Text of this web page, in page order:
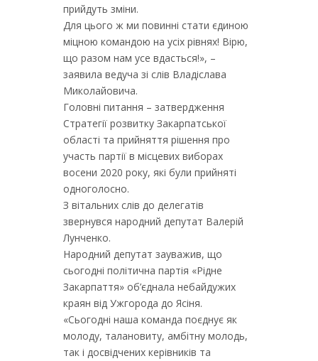
прийдуть зміни.
Для цього ж ми повинні стати єдиною
міцною командою на усіх рівнях! Вірю,
що разом нам усе вдасться!», –
заявила ведуча зі слів Владіслава
Миколайовича.
Головні питання – затвердження
Стратегії розвитку Закарпатської
області та прийняття рішення про
участь партії в місцевих виборах
восени 2020 року, які були прийняті
одноголосно.
З вітальних слів до делегатів
звернувся народний депутат Валерій
Лунченко.
Народний депутат зауважив, що
сьогодні політична партія «Рідне
Закарпаття» об’єднала небайдужих
краян від Ужгорода до Ясіня.
«Сьогодні наша команда поєднує як
молоду, талановиту, амбітну молодь,
так і досвідчених керівників та